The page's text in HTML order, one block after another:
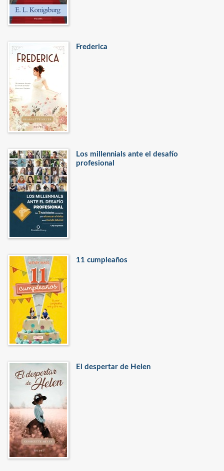
Frederica
Los millennials ante el desafío
profesional
11 cumpleaños
El despertar de Helen